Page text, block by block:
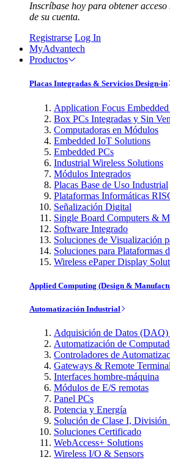
Inscríbase hoy para obtener
de su cuenta.
Registrarse Log In
MyAdvantech
Productos
Placas Integradas & Servicios Design-in
Application Focus
Box PCs Integradas y Sin
Computadoras en Módulos
Embedded IoT Solutions
Embedded PCs
Industrial Wireless Solutions
Módulos Integrados
Placas Base de Uso Industrial
Plataformas Informáticas
Señalización Digital
Single Board Computers &
Software Integrado
Soluciones de Visualización
Soluciones para Plataformas
Wireless ePaper Display
Applied Computing (Design &
Automatización Industrial
Adquisición de Datos
Automatización de
Controladores de
Gateways & Remote
Interfaces hombre-máquina
Módulos de E/S remotas
Panel PCs
Potencia y Energía
Solución de Clase I, División
Soluciones Certificado
WebAccess+ Solutions
Wireless I/O & Sensors